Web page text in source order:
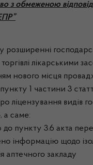
з обмеженою
розширенні
лікарськими
нового місця
пункту 1 частини 3
ліцензування видів
а саме:
до пункту 3.6 акта
інформацію щодо
аптечного закладу